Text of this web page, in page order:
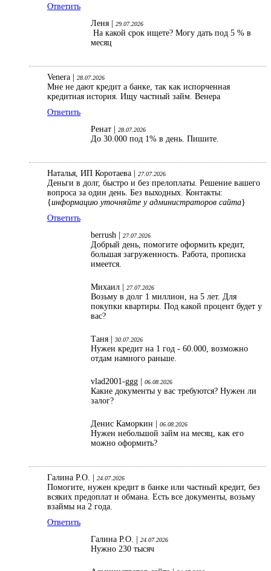
Ответить
Леня |
29.07.2026
На какой срок ищете? Могу дать под 5 % в
месяц
Venera | 28.07.2026
Мне не дают кредит а банке, так как испорченная
кредитная история. Ищу частный займ. Венера
Ответить
Ренат |
28.07.2026
До 30.000 под 1% в день. Пишите.
Наталья, ИП Коротаева | 27.07.2026
Деньги в долг, быстро и без прелоплаты. Решение вашего
вопроса за один день. Без выходных. Контакты:
{информацию уточняйте у администраторов сайта}
Ответить
berrush |
27.07.2026
Добрый день, помогите оформить кредит,
большая загруженность. Работа, прописка
имеется.
Михаил | 27.07.2026
Возьму в долг 1 миллион, на 5 лет. Для
покупки квартиры. Под какой процент будет у
вас?
Таня | 30.07.2026
Нужен кредит на 1 год - 60.000, возможно
отдам намного раньше.
vlad2001-ggg | 06.08.2026
Какие документы у вас требуются? Нужен ли
залог?
Денис Каморкин | 06.08.2026
Нужен небольшой займ на месяц, как его
можно оформить?
Галина Р.О. | 24.07.2026
Помогите, нужен кредит в банке или частный кредит, без
всяких предоплат и обмана. Есть все документы, возьму
взаймы на 2 года.
Ответить
Галина Р.О. |
24.07.2026
Нужно 230 тысяч